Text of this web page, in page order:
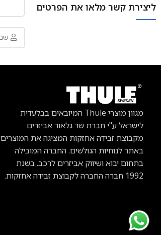
ליצירת קשר מלאו את הפרטים
מגוון מוצרי Thule
המיובאים בבלעדית
לישראל ע"י חברת שר גלאור אביזרים
מקבוצת זבידה אחזקות המציגה את המוצרים
באתר לנוחיות הגולשים. החברה המובילה
בתחום יבוא ושיווק אביזרים לרכב.בשנת
1992 חברה החברה לקבוצת זבידה אחזקות.